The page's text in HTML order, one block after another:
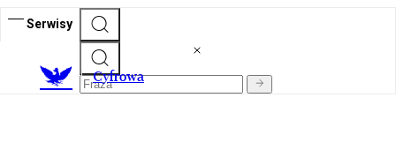
Serwisy
Cyfrowa